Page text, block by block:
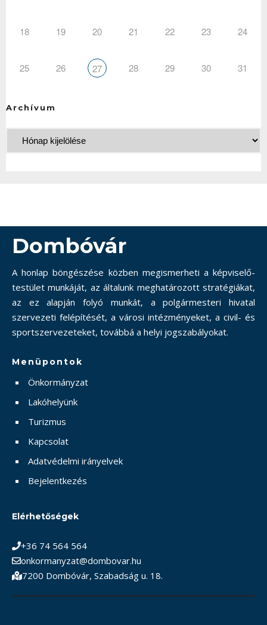
18 19 20 21 22 23 24
25 26 27 28 29 30 31
Archívum
Dombóvár
A honlap böngészése közben megismerheti a képviselő-
testület munkáját, az általunk meghatározott stratégiákat,
az ez alapján folyó munkát, a polgármesteri hivatal
szervezeti felépítését, a városi intézményeket, a civil- és
sportszervezeteket, továbbá a helyi jogszabályokat.
Menüpontok
Önkormányzat
Lakóhelyünk
Turizmus
Kapcsolat
Adatvédelmi irányelvek
Bejelentkezés
Elérhetőségek
+36 74 564 564
onkormanyzat@dombovar.hu
7200 Dombóvár, Szabadság u. 18.